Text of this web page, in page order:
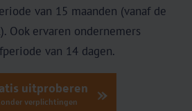
van 15 maanden (vanaf de
Ook ervaren ondernemers
van 14 dagen.
uitproberen
verplichtingen